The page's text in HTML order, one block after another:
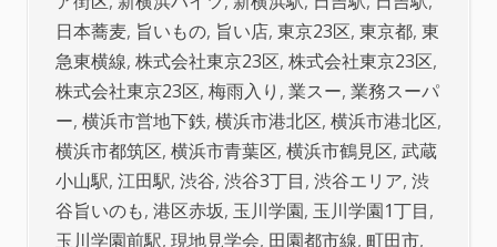
日本蕎麦, 旨いもの, 旨い店, 東京23区, 東京都, 東
急東横線, 株式会社東京23区, 株式会社東京23区,
株式会社東京23区, 梅雨入り , 業スー, 業務スーパ
ー, 横浜市営地下鉄, 横浜市港北区, 横浜市港北区,
横浜市都筑区, 横浜市青葉区, 横浜市鶴見区, 武蔵
小山駅, 江田駅, 渋谷, 渋谷3丁目, 渋谷エリア, 渋
谷旨いのも, 港区赤坂, 玉川学園, 玉川学園1丁目,
玉川学園前駅, 現地見学会, 田園都市線, 町田市,